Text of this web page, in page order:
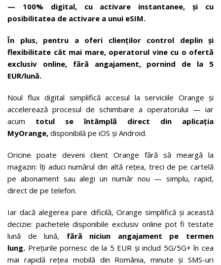
— 100% digital, cu activare instantanee, și cu
posibilitatea de activare a unui eSIM.
În plus, pentru a oferi clienților control deplin și
flexibilitate cât mai mare, operatorul vine cu o ofertă
exclusiv online, fără angajament, pornind de la 5
EUR/lună.
Noul flux digital simplifică accesul la serviciile Orange și
accelerează procesul de schimbare a operatorului — iar
acum totul se întâmplă direct din aplicația
MyOrange, disponibilă pe iOS și Android.
Oricine poate deveni client Orange fără să meargă la
magazin: îți aduci numărul din altă rețea, treci de pe cartelă
pe abonament sau alegi un număr nou — simplu, rapid,
direct de pe telefon.
Iar dacă alegerea pare dificilă, Orange simplifică și această
decizie: pachetele disponibile exclusiv online pot fi testate
lună de lună, fără niciun angajament pe termen
lung. Prețurile pornesc de la 5 EUR și includ 5G/5G+ în cea
mai rapidă rețea mobilă din România, minute și SMS-uri